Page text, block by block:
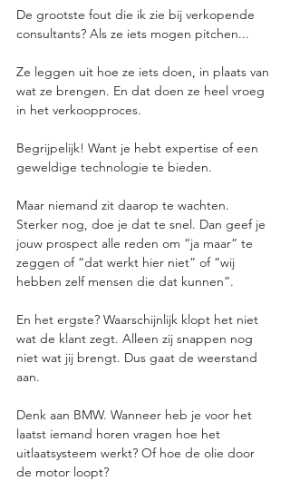
De grootste fout die ik zie bij verkopende
consultants? Als ze iets mogen pitchen...
Ze leggen uit hoe ze iets doen, in plaats van
wat ze brengen. En dat doen ze heel vroeg
in het verkoopproces.
Begrijpelijk! Want je hebt expertise of een
geweldige technologie te bieden.
Maar niemand zit daarop te wachten.
Sterker nog, doe je dat te snel. Dan geef je
jouw prospect alle reden om “ja maar” te
zeggen of “dat werkt hier niet” of “wij
hebben zelf mensen die dat kunnen”.
En het ergste? Waarschijnlijk klopt het niet
wat de klant zegt. Alleen zij snappen nog
niet wat jij brengt. Dus gaat de weerstand
aan.
Denk aan BMW. Wanneer heb je voor het
laatst iemand horen vragen hoe het
uitlaatsysteem werkt? Of hoe de olie door
de motor loopt?